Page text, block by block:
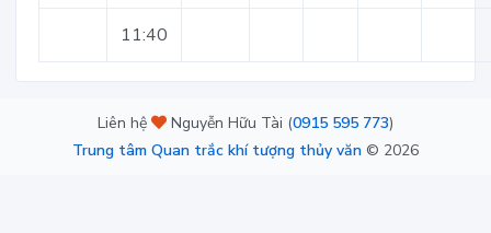
11:40
Liên hệ Nguyễn Hữu Tài (0915 595 773)
Trung tâm Quan trắc khí tượng thủy văn © 2026